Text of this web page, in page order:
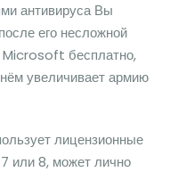
антивируса Вы
его несложной
Microsoft бесплатно,
увеличивает армию
лицензионные
или 8, может лично